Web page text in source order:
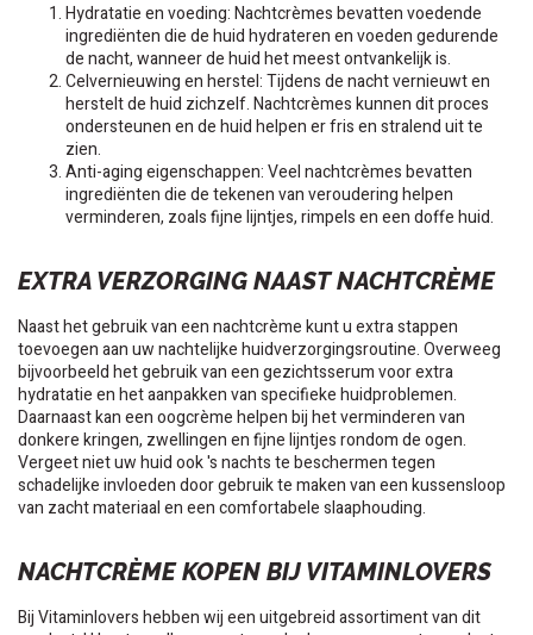
Hydratatie en voeding: Nachtcrèmes bevatten voedende
ingrediënten die de huid hydrateren en voeden gedurende
de nacht, wanneer de huid het meest ontvankelijk is.
Celvernieuwing en herstel: Tijdens de nacht vernieuwt en
herstelt de huid zichzelf. Nachtcrèmes kunnen dit proces
ondersteunen en de huid helpen er fris en stralend uit te
zien.
Anti-aging eigenschappen: Veel nachtcrèmes bevatten
ingrediënten die de tekenen van veroudering helpen
verminderen, zoals fijne lijntjes, rimpels en een doffe huid.
EXTRA VERZORGING NAAST NACHTCRÈME
Naast het gebruik van een nachtcrème kunt u extra stappen
toevoegen aan uw nachtelijke huidverzorgingsroutine. Overweeg
bijvoorbeeld het gebruik van een gezichtsserum voor extra
hydratatie en het aanpakken van specifieke huidproblemen.
Daarnaast kan een oogcrème helpen bij het verminderen van
donkere kringen, zwellingen en fijne lijntjes rondom de ogen.
Vergeet niet uw huid ook 's nachts te beschermen tegen
schadelijke invloeden door gebruik te maken van een kussensloop
van zacht materiaal en een comfortabele slaaphouding.
NACHTCRÈME KOPEN BIJ VITAMINLOVERS
Bij Vitaminlovers hebben wij een uitgebreid assortiment van dit